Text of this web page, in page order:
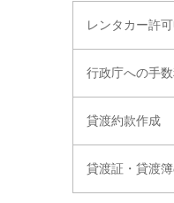
レンタカー許
行政庁への手数
貸渡約款作成
貸渡証・貸渡